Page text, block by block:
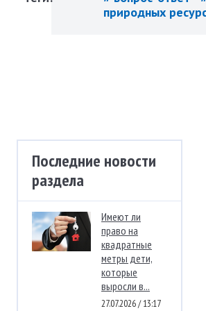
природных
Последние новости
раздела
Имеют ли
право на
квадратные
метры дети,
которые
выросли в...
27.07.2026 / 13:17